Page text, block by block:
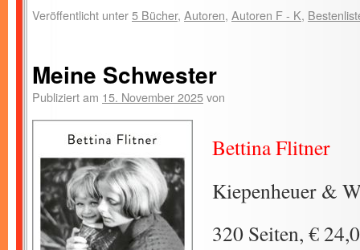
Veröffentlicht unter5 Bücher, Autoren, Autoren F - K,
Meine Schwester
Publiziert am 15. November 2025von
Bettina Flitner
Kiepenheuer &
320 Seiten, €